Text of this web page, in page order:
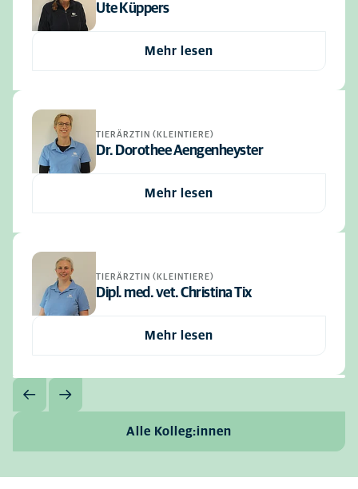
Ute Küppers
Mehr lesen
TIERÄRZTIN (KLEINTIERE)
Dr. Dorothee Aengenheyster
Mehr lesen
TIERÄRZTIN (KLEINTIERE)
Dipl. med. vet. Christina Tix
Mehr lesen
Alle Kolleg:innen